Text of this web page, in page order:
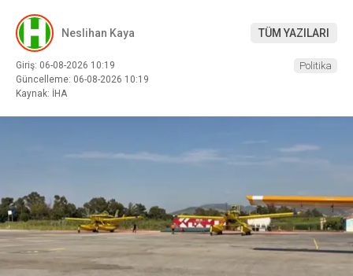
Neslihan Kaya TÜM YAZILARI
Giriş: 06-08-2026 10:19
Güncelleme: 06-08-2026 10:19
Kaynak: İHA
Politika